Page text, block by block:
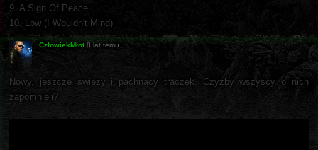
9. A Sign Of Peace
10. Low (I Wouldn't Mind)
CzłowiekMłot 8 lat temu
Nowy, jeszcze swieży i pachnący traczek. Czyżby wszyscy o nich
zapomnieli?